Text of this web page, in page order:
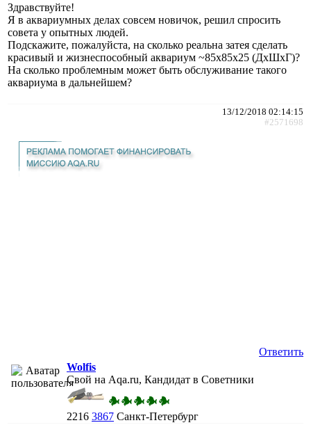
Здравствуйте!
Я в аквариумных делах совсем новичок, решил спросить
совета у опытных людей.
Подскажите, пожалуйста, на сколько реальна затея сделать
красивый и жизнеспособный аквариум ~85х85х25 (ДхШхГ)?
На сколько проблемным может быть обслуживание такого
аквариума в дальнейшем?
13/12/2018 02:14:15
#2571698
Ответить
Wolfis
Свой на Aqa.ru, Кандидат в Советники
2216 3867 Санкт-Петербург